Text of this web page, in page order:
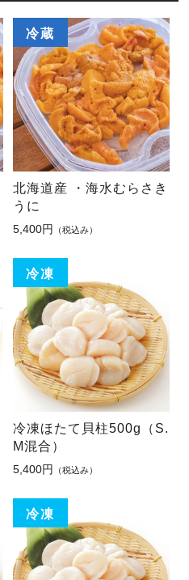
北海道産 ・海水むらさき
うに
5,400円 （税込み）
冷凍ほたて貝柱500g（S.
M混合）
5,400円 （税込み）